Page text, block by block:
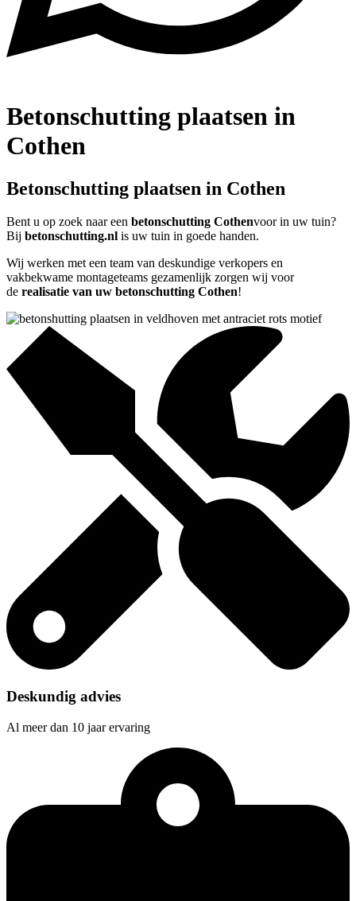
Betonschutting plaatsen in
Cothen
Betonschutting plaatsen in Cothen
Bent u op zoek naar een betonschutting Cothenvoor in uw tuin?
Bij betonschutting.nl is uw tuin in goede handen.
Wij werken met een team van deskundige verkopers en
vakbekwame montageteams gezamenlijk zorgen wij voor
de realisatie van uw betonschutting Cothen!
Deskundig advies
Al meer dan 10 jaar ervaring